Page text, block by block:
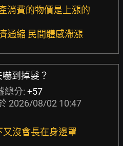
消費的物價是上漲的
通縮 民間體感滯漲
到掉髮？
總分: +57
2026/08/02 10:47
又沒會長在身邊罩